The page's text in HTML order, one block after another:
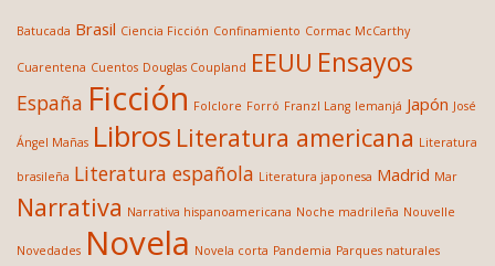
Batucada Brasil Ciencia Ficción Confinamiento Cormac McCarthy
Cuarentena Cuentos Douglas Coupland EEUU Ensayos
España Ficción Folclore Forró Franzl Lang Iemanjá Japón José
Ángel Mañas Libros Literatura americana Literatura
brasileña Literatura española Literatura japonesa Madrid Mar
Narrativa Narrativa hispanoamericana Noche madrileña Nouvelle
Novedades Novela Novela corta Pandemia Parques naturales